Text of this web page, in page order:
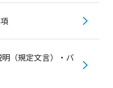
（規定文言）・バ